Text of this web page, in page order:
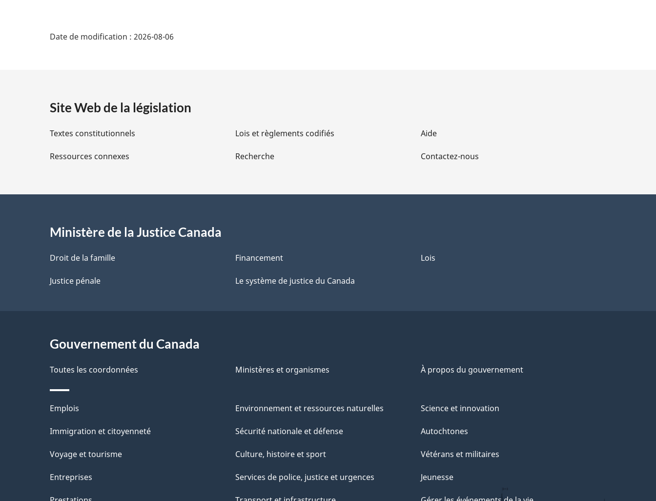
i
l
s
l
a
p
e
Date de modification : 2026-08-06
Site Web de la législation
Textes constitutionnels
Ressources connexes
Lois et règlements codifiés
Recherche
Aide
Contactez-nous
Ministère de la Justice Canada
Droit de la famille
Justice pénale
Financement
Le système de justice du Canada
Lois
Gouvernement du Canada
Toutes les coordonnées Ministères et organismes À propos du gouvernement
Thèmes
et
Emplois
Immigration et citoyenneté
Voyage et tourisme
Entreprises
Environnement et ressources naturelles
Sécurité nationale et défense
Culture, histoire et sport
Services de police, justice et urgences
Science et innovation
Autochtones
Vétérans et militaires
Jeunesse